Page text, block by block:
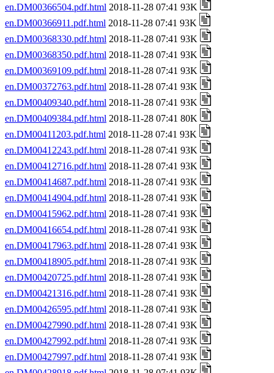
en.DM00366504.pdf.html 2018-11-28 07:41 93K
en.DM00366911.pdf.html 2018-11-28 07:41 93K
en.DM00368330.pdf.html 2018-11-28 07:41 93K
en.DM00368350.pdf.html 2018-11-28 07:41 93K
en.DM00369109.pdf.html 2018-11-28 07:41 93K
en.DM00372763.pdf.html 2018-11-28 07:41 93K
en.DM00409340.pdf.html 2018-11-28 07:41 93K
en.DM00409384.pdf.html 2018-11-28 07:41 80K
en.DM00411203.pdf.html 2018-11-28 07:41 93K
en.DM00412243.pdf.html 2018-11-28 07:41 93K
en.DM00412716.pdf.html 2018-11-28 07:41 93K
en.DM00414687.pdf.html 2018-11-28 07:41 93K
en.DM00414904.pdf.html 2018-11-28 07:41 93K
en.DM00415962.pdf.html 2018-11-28 07:41 93K
en.DM00416654.pdf.html 2018-11-28 07:41 93K
en.DM00417963.pdf.html 2018-11-28 07:41 93K
en.DM00418905.pdf.html 2018-11-28 07:41 93K
en.DM00420725.pdf.html 2018-11-28 07:41 93K
en.DM00421316.pdf.html 2018-11-28 07:41 93K
en.DM00426595.pdf.html 2018-11-28 07:41 93K
en.DM00427990.pdf.html 2018-11-28 07:41 93K
en.DM00427992.pdf.html 2018-11-28 07:41 93K
en.DM00427997.pdf.html 2018-11-28 07:41 93K